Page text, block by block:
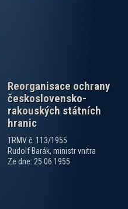
Reorganisace ochrany
československo-
rakouských státních
hranic
TRMV č. 113/1955
Rudolf Barák, ministr vnitra
Ze dne: 25.06.1955